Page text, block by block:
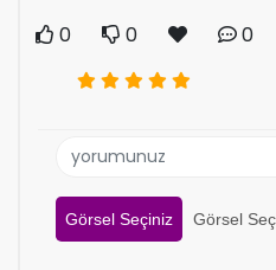
0 0 0
Görsel Seçiniz Görsel